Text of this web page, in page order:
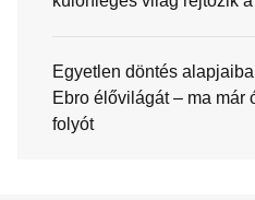
Egyetlen döntés
Ebro élővilágát – ma már
folyót